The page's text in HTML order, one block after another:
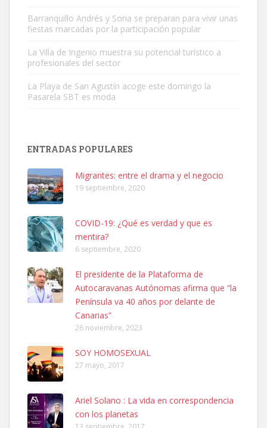
es muy manso y extremadamente cari...
Leales.org » Gran Canaria | 9.7.2025
Leales.org » Gran Canaria
SHIBA PERDIDO AVDA JOSE MESA Y LOPEZ
PERRO MACHO RAZA SHIBA CON MICROCHIP PERDIDO HOY
06/07/2025 ZONA MESA Y LOPEZ. ES MUY ASUSTADIZO
Leales.org » Gran Canaria
6.7.2025
Ninfa perdida
El día 5 se los perdió una ninfa papillera, asustada tiene miedo a la
Barranquillo Andrés y Soria se preparan para vivir unas
fiestas marcadas por la participación popular
La Villa de Ingenio muestra su potencial turístico a
profesionales del sector
La Playa de San Agustín acoge este domingo la
Pasarela SBT es moda
ENTRADAS POPULARES
Migrantes: entre el drama y el negocio
19 septiembre, 2020
COVID-19: ¿Qué es verdad y que es
mentira?
6 septiembre, 2020
El presidente de la Plataforma de
Autocaravanas Autónomas afirma que “la
Península va 40 años por delante de
Canarias”
26 noviembre, 2023
SOY HOMOSEXUAL
27 mayo, 2017
Ariel Solano : La vida en correspondencia
con los planetas